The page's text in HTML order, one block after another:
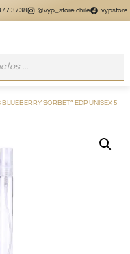
vypstore.cl
SORBET” EDP UNISEX 5